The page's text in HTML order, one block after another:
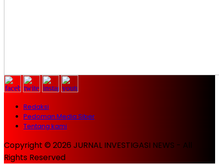
Redaksi
Pedoman Media Siber
Tentang kami
Copyright © 2026 JURNAL INVESTIGASI NEWS - All
Rights Reserved